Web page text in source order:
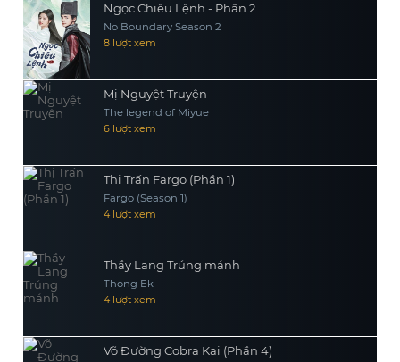
Ngọc Chiêu Lệnh - Phần 2
No Boundary Season 2
8 lượt xem
Mị Nguyệt Truyện
The legend of Miyue
6 lượt xem
Thị Trấn Fargo (Phần 1)
Fargo (Season 1)
4 lượt xem
Thầy Lang Trúng mánh
Thong Ek
4 lượt xem
Võ Đường Cobra Kai (Phần 4)